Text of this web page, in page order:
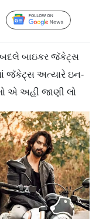
Follow Us
બદલે બાઇકર જૅકેટ્સ
જૅકેટ્સ અત્યારે ઇન-
એ અહીં જાણી લો